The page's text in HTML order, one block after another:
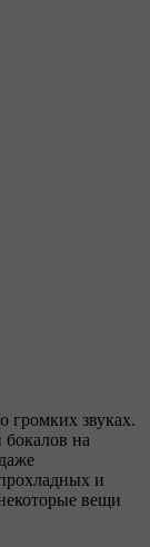
громких звуках.
бокалов на
и
вещи